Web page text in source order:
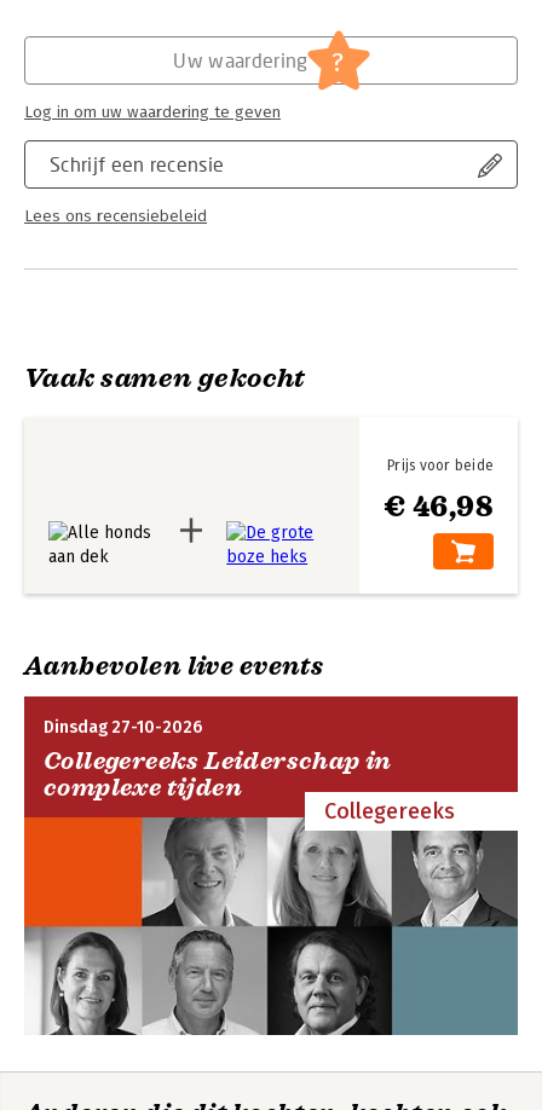
Dog Man
Schrijf een recensie
Lees ons recensiebeleid
Uw waardering ?
Log in om uw waardering te geven
Vaak samen gekocht
€ 46,98
Prijs voor beide
Aanbevolen live events
Dinsdag 27-10-2026
Collegereeks Leiderschap in
complexe tijden
Collegereeks